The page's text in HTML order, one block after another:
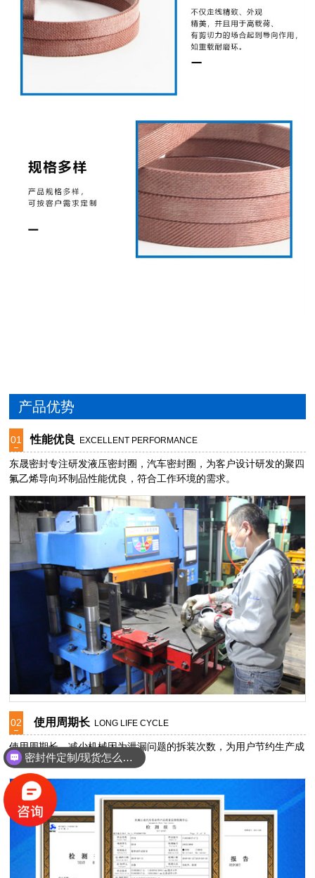
产品优势
01 性能优良 EXCELLENT PERFORMANCE
东晟密封专注研发液压密封圈，汽车密封圈，为客户设计研发的聚四
氟乙烯导向环制品性能优良，符合工作环境的需求。
02 使用周期长 LONG LIFE CYCLE
使用周期长，减少机械因为泄漏问题的拆装次数，为用户节约生产成
本。
密封件定制/现货怎么报价，起订量多少？
能定制耐高温耐腐蚀密封件吗？